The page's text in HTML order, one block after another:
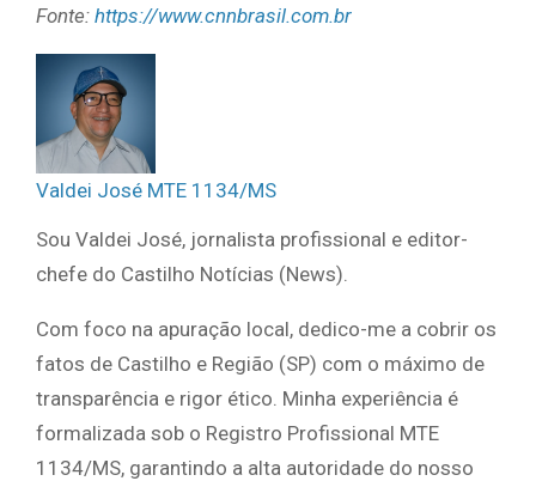
Fonte: https://www.cnnbrasil.com.br
Valdei José MTE 1134/MS
Sou Valdei José, jornalista profissional e editor-
chefe do Castilho Notícias (News).
Com foco na apuração local, dedico-me a cobrir os
fatos de Castilho e Região (SP) com o máximo de
transparência e rigor ético. Minha experiência é
formalizada sob o Registro Profissional MTE
1134/MS, garantindo a alta autoridade do nosso